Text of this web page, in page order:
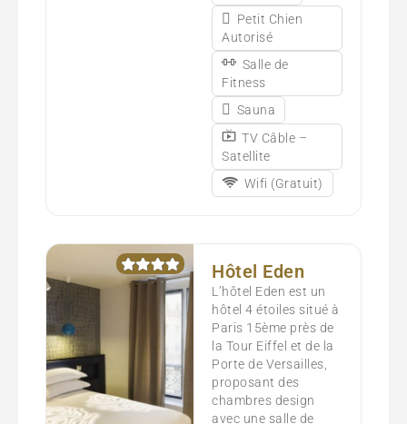
Petit Chien
Autorisé
Salle de
Fitness
Sauna
TV Câble –
Satellite
Wifi (Gratuit)
Hôtel Eden
L’hôtel Eden est un
hôtel 4 étoiles situé à
Paris 15ème près de
la Tour Eiffel et de la
Porte de Versailles,
proposant des
chambres design
avec une salle de